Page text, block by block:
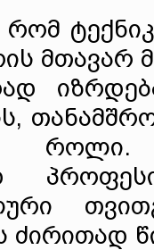
მთავარ
როლი.
ძირითად